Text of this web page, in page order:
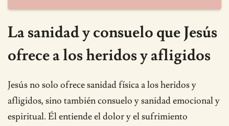
La sanidad y consuelo que Jesús
ofrece a los heridos y afligidos
Jesús no solo ofrece sanidad física a los heridos y
afligidos, sino también consuelo y sanidad emocional y
espiritual. Él entiende el dolor y el sufrimiento